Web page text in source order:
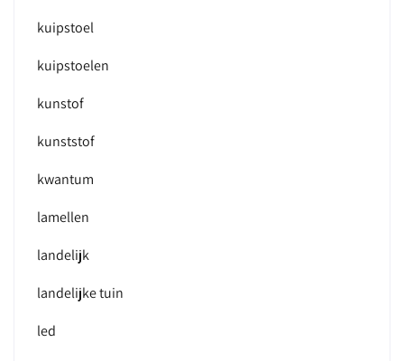
kuipstoel
kuipstoelen
kunstof
kunststof
kwantum
lamellen
landelijk
landelijke tuin
led